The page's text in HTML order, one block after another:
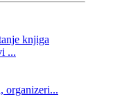
knjiga
...
organizeri...